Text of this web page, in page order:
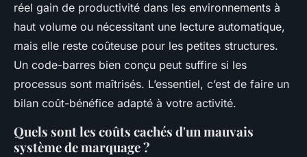
réel gain de productivité dans les environnements à
haut volume ou nécessitant une lecture automatique,
mais elle reste coûteuse pour les petites structures.
Un code-barres bien conçu peut suffire si les
processus sont maîtrisés. L’essentiel, c’est de faire un
bilan coût-bénéfice adapté à votre activité.
Quels sont les coûts cachés d'un mauvais
système de marquage ?